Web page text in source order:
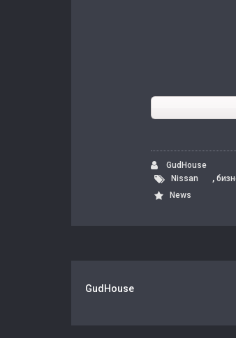
GudHouse
Nissan
,
News
GudHouse